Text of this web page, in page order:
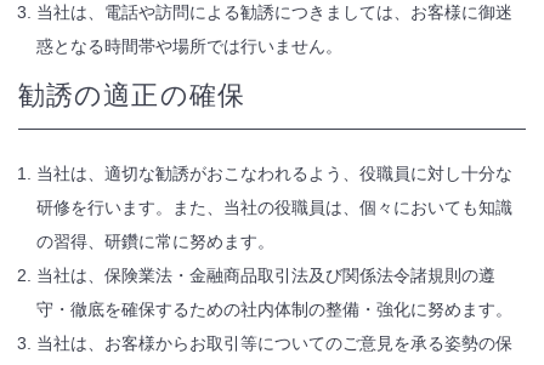
当社は、電話や訪問による勧誘につきましては、お客様に御迷
惑となる時間帯や場所では行いません。
勧誘の適正の確保
当社は、適切な勧誘がおこなわれるよう、役職員に対し十分な
研修を行います。また、当社の役職員は、個々においても知識
の習得、研鑽に常に努めます。
当社は、保険業法・金融商品取引法及び関係法令諸規則の遵
守・徹底を確保するための社内体制の整備・強化に努めます。
当社は、お客様からお取引等についてのご意見を承る姿勢の保